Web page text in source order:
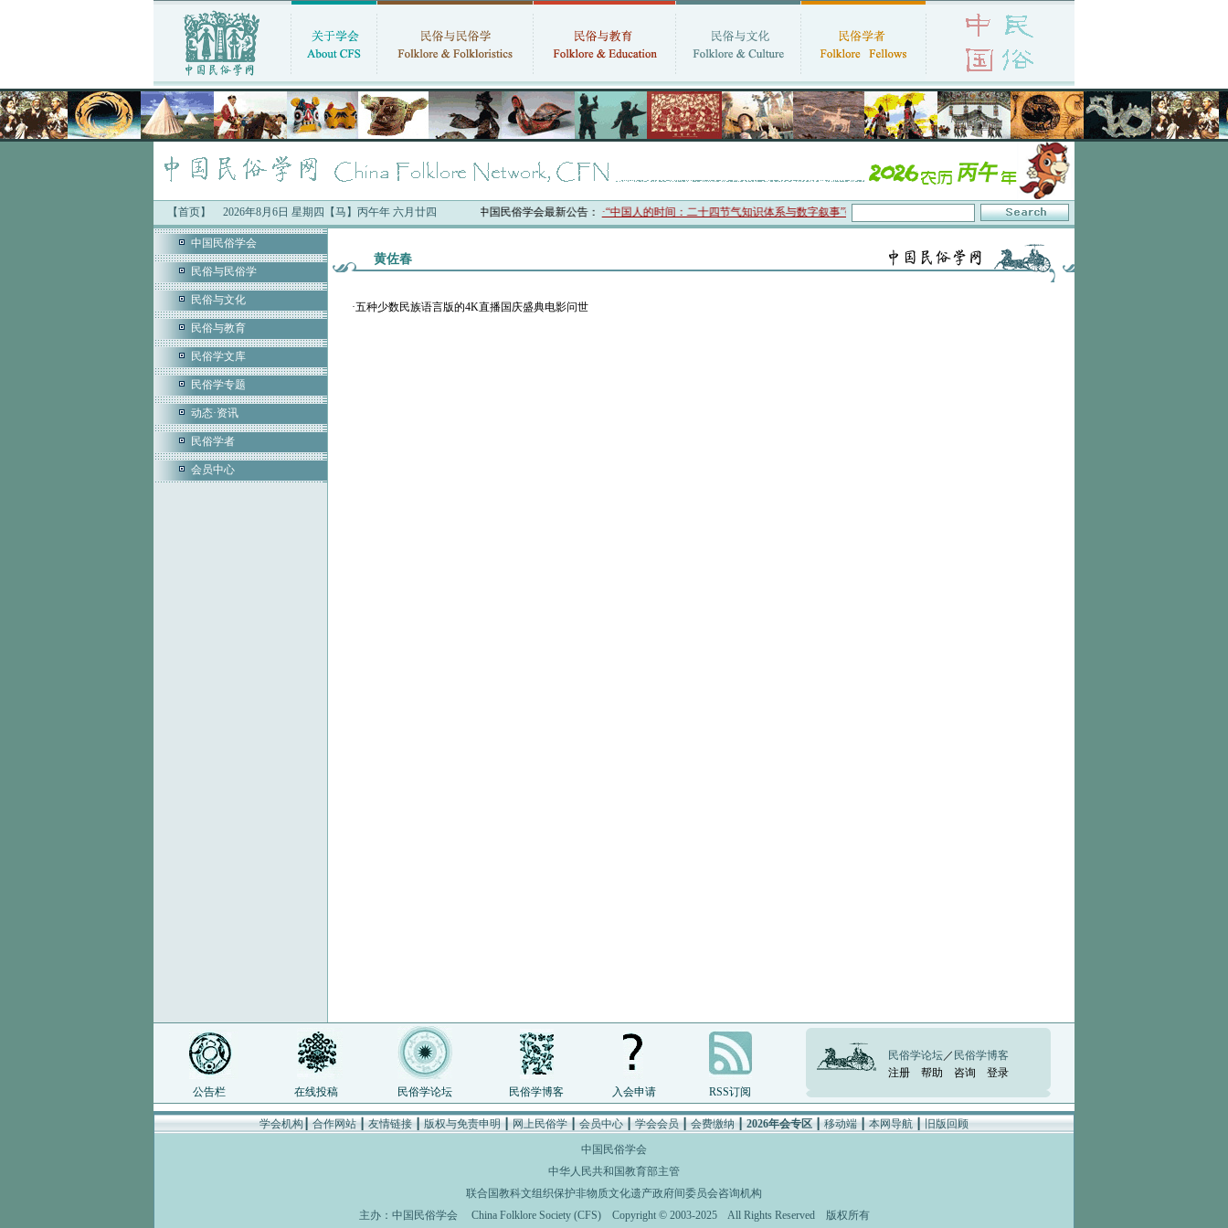
【首页】 2026年8月6日 星期四【马】丙午年 六月廿四 中国民俗学会最新公告：·“中国人的时间：二十四节气知识体系与数字叙事”研讨会在京召开 ·中国民俗学会第十一届代表大会暨2026年年会征文启事
中国民俗学会
民俗与民俗学
民俗与文化
民俗与教育
民俗学文库
民俗学专题
动态·资讯
民俗学者
会员中心
黄佐春
·五种少数民族语言版的4K直播国庆盛典电影问世
公告栏 在线投稿 民俗学论坛 民俗学博客 入会申请 RSS订阅
民俗学论坛／ 民俗学博客
注册
帮助 咨询 登录
学会机构┃合作网站┃友情链接┃版权与免责申明┃网上民俗学┃会员中心┃学会会员┃会费缴纳┃2026年会专区┃移动端┃本网导航┃旧版回顾
中国民俗学会
中华人民共和国教育部主管
联合国教科文组织保护非物质文化遗产政府间委员会咨询机构
主办： 中国民俗学会 China Folklore Society (CFS)Copyright © 2003-2025 All Rights Reserved 版权所有